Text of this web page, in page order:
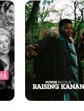
Power
Book
III:
Raising
Kanan